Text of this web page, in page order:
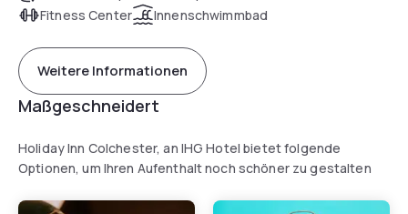
Fitness Center
Innenschwimmbad
Weitere Informationen
Maßgeschneidert
Holiday Inn Colchester, an IHG Hotel bietet folgende
Optionen, um Ihren Aufenthalt noch schöner zu gestalten